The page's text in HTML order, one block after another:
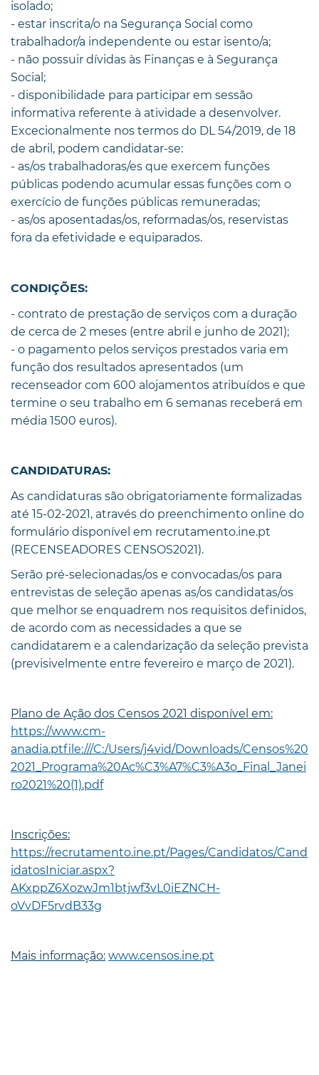
isolado;
- estar inscrita/o na Segurança Social como
trabalhador/a independente ou estar isento/a;
- não possuir dívidas às Finanças e à Segurança
Social;
- disponibilidade para participar em sessão
informativa referente à atividade a desenvolver.
Excecionalmente nos termos do DL 54/2019, de 18
de abril, podem candidatar-se:
- as/os trabalhadoras/es que exercem funções
públicas podendo acumular essas funções com o
exercício de funções públicas remuneradas;
- as/os aposentadas/os, reformadas/os, reservistas
fora da efetividade e equiparados.
CONDIÇÕES:
- contrato de prestação de serviços com a duração
de cerca de 2 meses (entre abril e junho de 2021);
- o pagamento pelos serviços prestados varia em
função dos resultados apresentados (um
recenseador com 600 alojamentos atribuídos e que
termine o seu trabalho em 6 semanas receberá em
média 1500 euros).
CANDIDATURAS:
As candidaturas são obrigatoriamente formalizadas
até 15-02-2021, através do preenchimento online do
formulário disponível em recrutamento.ine.pt
(RECENSEADORES CENSOS2021).
Serão pré-selecionadas/os e convocadas/os para
entrevistas de seleção apenas as/os candidatas/os
que melhor se enquadrem nos requisitos definidos,
de acordo com as necessidades a que se
candidatarem e a calendarização da seleção prevista
(previsivelmente entre fevereiro e março de 2021).
Plano de Ação dos Censos 2021 disponível em:
https://www.cm-
anadia.ptfile:///C:/Users/j4vid/Downloads/Censos%20
2021_Programa%20Ac%C3%A7%C3%A3o_Final_Janei
ro2021%20(1).pdf
Inscrições:
https://recrutamento.ine.pt/Pages/Candidatos/Cand
idatosIniciar.aspx?
AKxppZ6XozwJm1btjwf3vL0iEZNCH-
oVvDF5rvdB33g
Mais informação: www.censos.ine.pt